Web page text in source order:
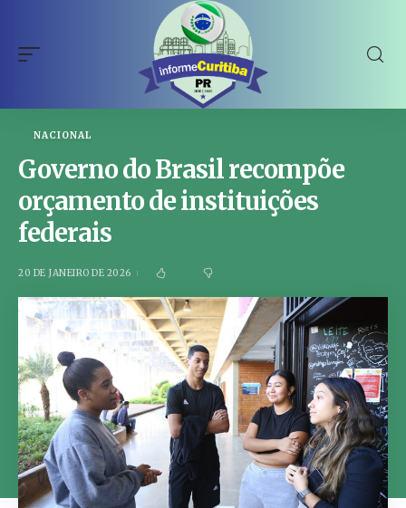
NACIONAL
Governo do Brasil recompõe
orçamento de instituições
federais
20 DE JANEIRO DE 2026